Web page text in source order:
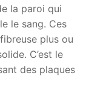
la paroi qui
le sang. Ces
plus ou
C’est le
des plaques